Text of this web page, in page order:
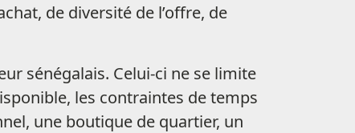
de diversité de l’offre, de
sénégalais. Celui-ci ne se limite
les contraintes de temps
une boutique de quartier, un